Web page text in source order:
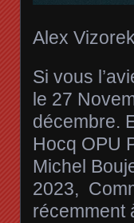
Alex Vizorek
Si vous
le 27
décembre.
Hocq OPU
Michel
2023,
récemment